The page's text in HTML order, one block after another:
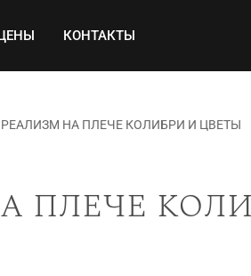
КОНТАКТЫ
НА ПЛЕЧЕ КОЛИБРИ И ЦВЕТЫ
плече